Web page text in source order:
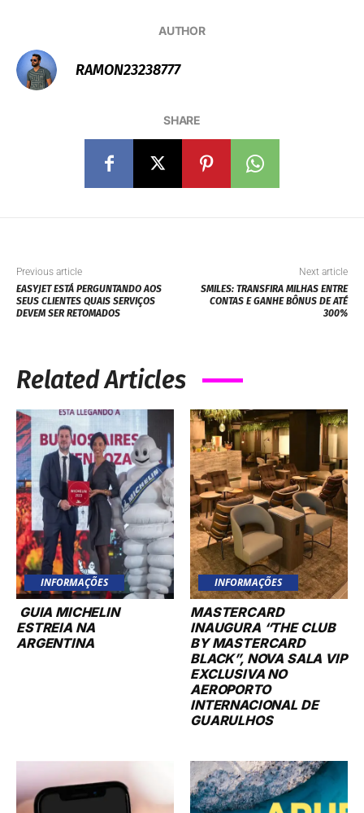
AUTHOR
RAMON23238777
SHARE
Previous article
EASYJET ESTÁ PERGUNTANDO AOS
SEUS CLIENTES QUAIS SERVIÇOS
DEVEM SER RETOMADOS
Next article
SMILES: TRANSFIRA MILHAS ENTRE
CONTAS E GANHE BÔNUS DE ATÉ
300%
Related Articles
INFORMAÇÕES
GUIA MICHELIN
ESTREIA NA
ARGENTINA
INFORMAÇÕES
MASTERCARD
INAUGURA “THE CLUB
BY MASTERCARD
BLACK”, NOVA SALA VIP
EXCLUSIVA NO
AEROPORTO
INTERNACIONAL DE
GUARULHOS